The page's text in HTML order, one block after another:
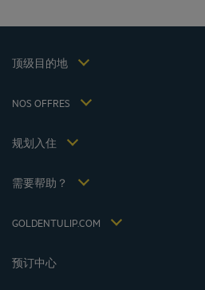
顶级目的地
上海酒店
Hôtels Saint-Malo
NOS OFFRES
逍遥游优惠（含早餐）
规划入住
会议和活动
需要帮助？
常见问答
GOLDENTULIP.COM
个人数据政策
Flavours Instant Benefit 通用使用条款和条件
Politiques de taxes 2023
税收政策 2021
Jin Jiang International
预订中心